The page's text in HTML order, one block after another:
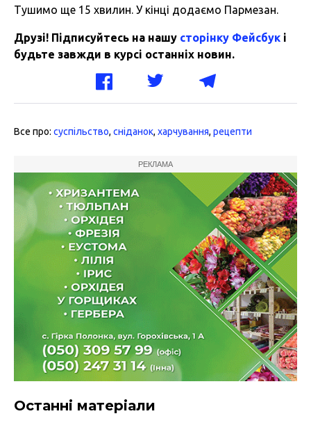
Тушимо ще 15 хвилин. У кінці додаємо Пармезан.
Друзі! Підписуйтесь на нашу сторінку Фейсбук і
будьте завжди в курсі останніх новин.
Все про: суспільство, сніданок, харчування, рецепти
РЕКЛАМА
Останні матеріали